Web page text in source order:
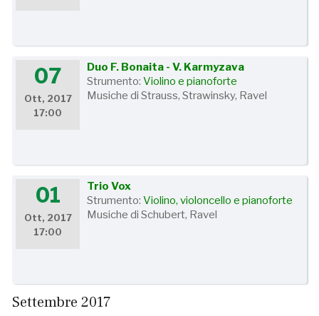
07
Ott, 2017
17:00
Duo F. Bonaita - V. Karmyzava
Strumento:Violino e pianoforte
Musiche di Strauss, Strawinsky, Ravel
01
Ott, 2017
17:00
Trio Vox
Strumento:Violino, violoncello e pianoforte
Musiche di Schubert, Ravel
Settembre 2017